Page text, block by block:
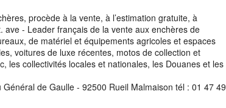
procède à la vente, à l’estimation gratuite, à
ave - Leader français de la vente aux enchères de
de matériel et équipements agricoles et espaces
voitures de luxe récentes, motos de collection et
les collectivités locales et nationales, les Douanes et les
de Gaulle - 92500 Rueil Malmaison tél : 01 47 49